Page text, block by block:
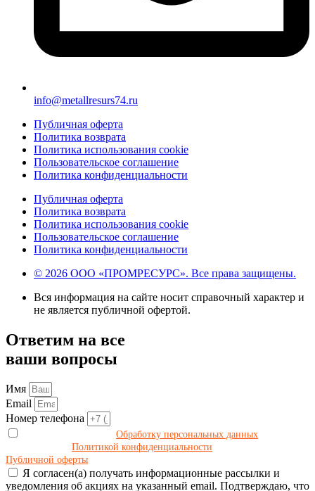
info@metallresurs74.ru
Публичная оферта
Политика возврата
Политика использования cookie
Пользовательское соглашение
Политика конфиденциальности
Публичная оферта
Политика возврата
Политика использования cookie
Пользовательское соглашение
Политика конфиденциальности
© 2026 ООО «ПРОМРЕСУРС». Все права защищены.
Вся информация на сайте носит справочный характер и
не является публичной офертой.
Ответим на все
ваши вопросы
Имя
Email
Номер телефона
Обработку персональных данных
Политикой конфиденциальности
Публичной оферты
Я согласен(а) получать информационные рассылки и
уведомления об акциях на указанный email. Подтверждаю, что